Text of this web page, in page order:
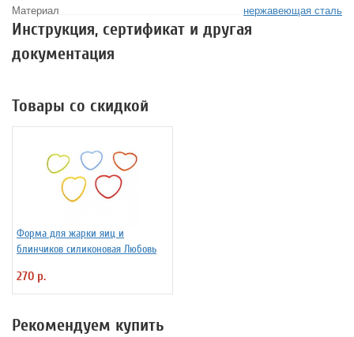
Материал нержавеющая сталь
Инструкция, сертификат и другая
документация
Товары со скидкой
Форма для жарки яиц и
блинчиков силиконовая Любовь
270 р.
Рекомендуем купить